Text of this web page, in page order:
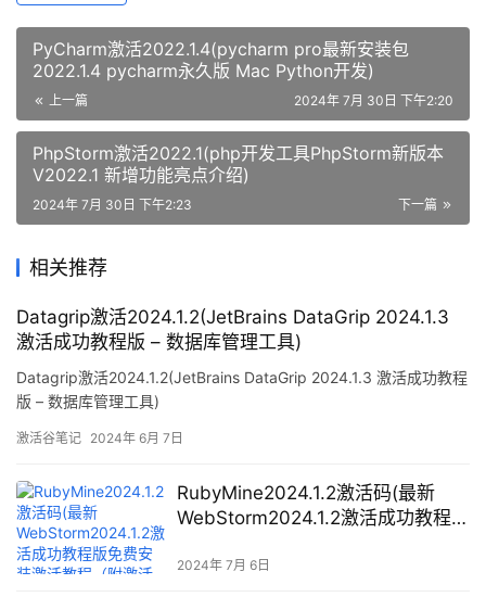
PyCharm激活2022.1.4(pycharm pro最新安装包
2022.1.4 pycharm永久版 Mac Python开发)
上一篇 2024年 7月 30日 下午2:20
PhpStorm激活2022.1(php开发工具PhpStorm新版本
V2022.1 新增功能亮点介绍)
下一篇
2024年 7月 30日 下午2:23
相关推荐
Datagrip激活2024.1.2(JetBrains DataGrip 2024.1.3
激活成功教程版 – 数据库管理工具)
Datagrip激活2024.1.2(JetBrains DataGrip 2024.1.3 激活成功教程
版 – 数据库管理工具)
激活谷笔记 2024年 6月 7日
RubyMine2024.1.2激活码(最新
WebStorm2024.1.2激活成功教程版
活至2099年，亲测有效)
2024年 7月 6日